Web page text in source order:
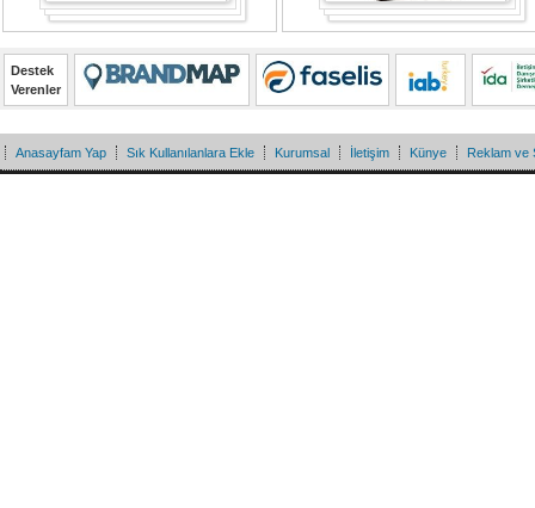
Destek
Verenler
Anasayfam Yap Sık Kullanılanlara Ekle Kurumsal İletişim Künye Reklam ve